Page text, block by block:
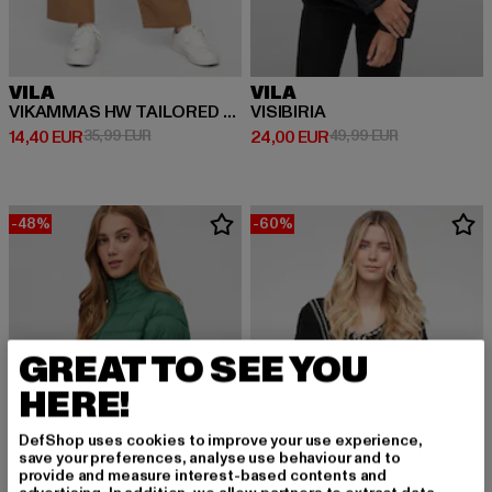
VILA
VIKAMMAS HW TAILORED PANT
14,40 EUR
Derzeitiger Preis: 14,40 EUR
35,99 EURAktionspreis: 35,99 EUR
VILA
VISIBIRIA
24,00 EUR
Derzeitiger Preis: 24,00 EUR
49,99 EURAktionspreis:
-48% -60%
GREAT TO SEE YOU
HERE!
DefShop uses cookies to improve your use experience,
save your preferences, analyse use behaviour and to
provide and measure interest-based contents and